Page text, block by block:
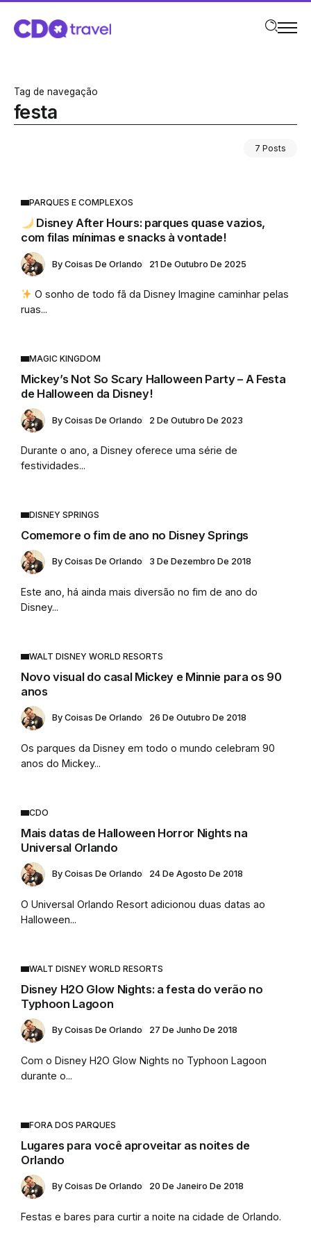
Tag de navegação
festa
7 Posts
PARQUES E COMPLEXOS
Disney After Hours: parques quase vazios,
com filas mínimas e snacks à vontade!
By Coisas De Orlando 21 De Outubro De 2025
O sonho de todo fã da Disney Imagine caminhar pelas
ruas...
MAGIC KINGDOM
Mickey’s Not So Scary Halloween Party – A Festa
de Halloween da Disney!
By Coisas De Orlando 2 De Outubro De 2023
Durante o ano, a Disney oferece uma série de
festividades...
DISNEY SPRINGS
Comemore o fim de ano no Disney Springs
By Coisas De Orlando 3 De Dezembro De 2018
Este ano, há ainda mais diversão no fim de ano do
Disney...
WALT DISNEY WORLD RESORTS
Novo visual do casal Mickey e Minnie para os 90
anos
By Coisas De Orlando 26 De Outubro De 2018
Os parques da Disney em todo o mundo celebram 90
anos do Mickey...
CDO
Mais datas de Halloween Horror Nights na
Universal Orlando
By Coisas De Orlando 24 De Agosto De 2018
O Universal Orlando Resort adicionou duas datas ao
Halloween...
WALT DISNEY WORLD RESORTS
Disney H2O Glow Nights: a festa do verão no
Typhoon Lagoon
By Coisas De Orlando 27 De Junho De 2018
Com o Disney H2O Glow Nights no Typhoon Lagoon
durante o...
FORA DOS PARQUES
Lugares para você aproveitar as noites de
Orlando
By Coisas De Orlando 20 De Janeiro De 2018
Festas e bares para curtir a noite na cidade de Orlando.